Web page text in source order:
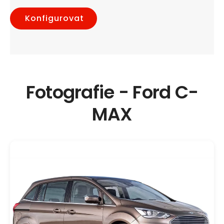
Konfigurovat
Fotografie - Ford C-
MAX
Otevřít